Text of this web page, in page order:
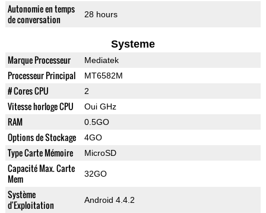
Autonomie en temps
de conversation
28 hours
Systeme
Marque Processeur Mediatek
Processeur Principal MT6582M
# Cores CPU 2
Vitesse horloge CPU Oui GHz
RAM 0.5GO
Options de Stockage 4GO
Type Carte Mémoire MicroSD
Capacité Max. Carte
Mem
32GO
Système
d'Exploitation
Android 4.4.2